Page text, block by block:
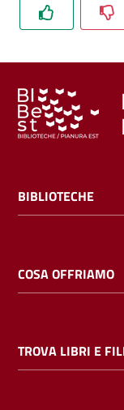
libri
film
Calendario
Bambini
E
BIBLIOTECHE
COSA OFFRIAMO
TROVA LIBRI E